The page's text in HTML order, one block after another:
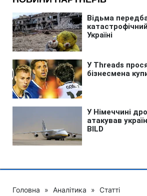
Головна » Аналітика » Статті